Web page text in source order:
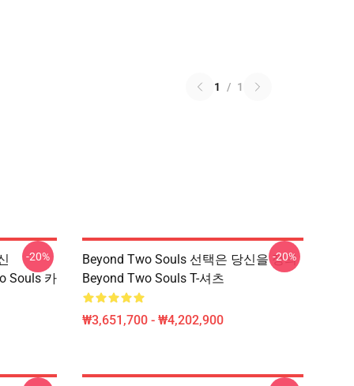
1 / 1
Souls 카
-20%
Beyond Two Souls 선택은 당신을 정의
Beyond Two Souls T-셔츠
₩3,651,700 - ₩4,202,900
-20%